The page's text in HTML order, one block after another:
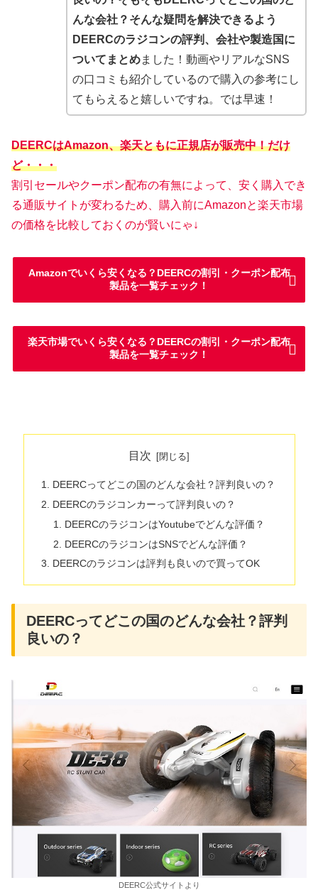
んな会社？そんな疑問を解決できるよう
DEERCのラジコンの評判、会社や製造国に
ついてまとめました！動画やリアルなSNS
の口コミも紹介しているので購入の参考にし
てもらえると嬉しいですね。では早速！
DEERCはAmazon、楽天ともに正規店が販売中！だけ
ど・・・
割引セールやクーポン配布の有無によって、安く購入でき
る通販サイトが変わるため、購入前にAmazonと楽天市場
の価格を比較しておくのが賢いにゃ↓
Amazonでいくら安くなる？DEERCの割引・クーポン配布
製品を一覧チェック！
楽天市場でいくら安くなる？DEERCの割引・クーポン配布
製品を一覧チェック！
目次
DEERCってどこの国のどんな会社？評判良いの？
DEERCのラジコンカーって評判良いの？
DEERCのラジコンはYoutubeでどんな評価？
DEERCのラジコンはSNSでどんな評価？
DEERCのラジコンは評判も良いので買ってOK
DEERCってどこの国のどんな会社？評判
良いの？
DEERC公式サイトより